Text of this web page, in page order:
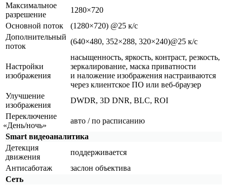
Максимальное
разрешение
1280×720
Основной поток
(1280×720) @25 к/с
Дополнительный
поток
(640×480, 352×288, 320×240)@25 к/с
Настройки
изображения
насыщенность, яркость, контраст, резкость,
зеркалирование, маска приватности
и наложение изображения настраиваются
через клиентское ПО или веб-браузер
Улучшение
изображения
DWDR, 3D DNR, BLC, ROI
Переключение
«День/ночь»
авто / по расписанию
Smart видеоаналитика
Детекция
движения
поддерживается
Антисаботаж
заслон объектива
Сеть